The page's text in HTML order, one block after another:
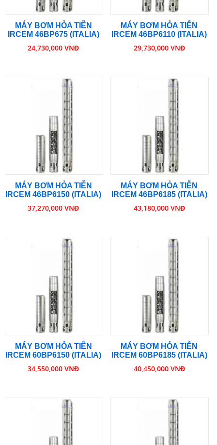
MÁY BƠM HỎA TIỄN
IRCEM 46BP675 (ITALIA)
24,730,000 VNĐ
MÁY BƠM HỎA TIỄN
IRCEM 46BP6110 (ITALIA)
29,730,000 VNĐ
MÁY BƠM HỎA TIỄN
IRCEM 46BP6150 (ITALIA)
37,270,000 VNĐ
MÁY BƠM HỎA TIỄN
IRCEM 46BP6185 (ITALIA)
43,180,000 VNĐ
MÁY BƠM HỎA TIỄN
IRCEM 60BP6150 (ITALIA)
34,550,000 VNĐ
MÁY BƠM HỎA TIỄN
IRCEM 60BP6185 (ITALIA)
40,450,000 VNĐ